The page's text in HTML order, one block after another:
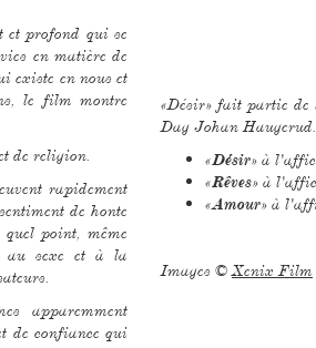
et profond qui se
en matière de
existe en nous et
le film montre
de religion.
rapidement
de honte
quel point, même
au sexe et à la
apparemment
de confiance qui
«Désir» fait partie de
Dag Johan Haugerud.
«Désir» à
«Rêves» à
«Amour» à
Images ©Xenix Film